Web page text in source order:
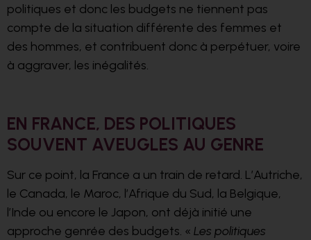
politiques et donc les budgets ne tiennent pas
compte de la situation différente des femmes et
des hommes, et contribuent donc à perpétuer, voire
à aggraver, les inégalités.
EN FRANCE, DES POLITIQUES
SOUVENT AVEUGLES AU GENRE
Sur ce point, la France a un train de retard. L’Autriche,
le Canada, le Maroc, l’Afrique du Sud, la Belgique,
l’Inde ou encore le Japon, ont déjà initié une
approche genrée des budgets. « Les politiques